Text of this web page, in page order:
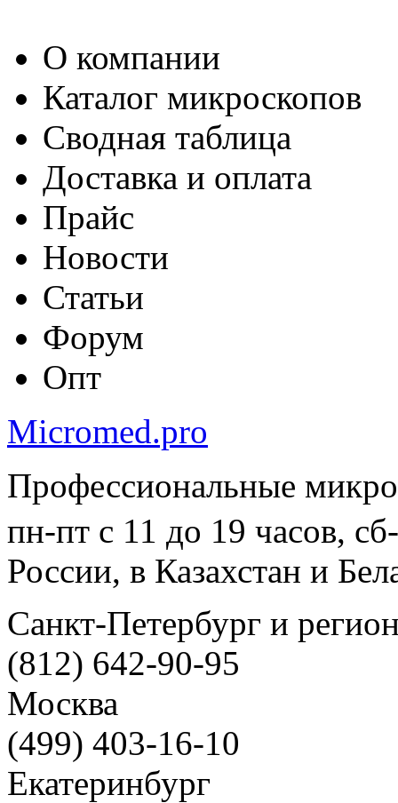
О компании
Каталог микроскопов
Сводная таблица
Доставка и оплата
Прайс
Новости
Статьи
Форум
Опт
Micromed.pro
Профессиональные
пн-пт с 11 до 19 часов,
России, в Казахстан и
Санкт-Петербург и
(812) 642-90-95
Москва
(499) 403-16-10
Екатеринбург